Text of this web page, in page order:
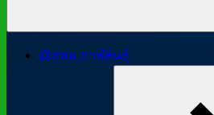
มัธยมศึกษา
กาฬสินธุ์
ศึกษา
มัธยมศึกษา
@สพม.กาฬสินธุ์